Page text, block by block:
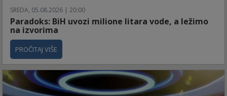
SREDA, 05.08.2026 | 20:00
Paradoks: BiH uvozi milione litara vode, a ležimo
na izvorima
PROČITAJ VIŠE